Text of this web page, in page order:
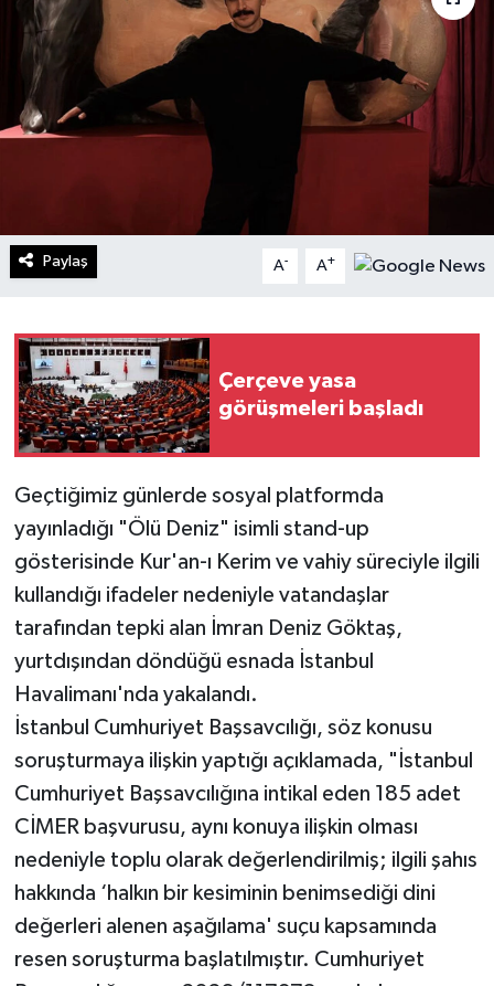
Paylaş A- A+
Çerçeve yasa
görüşmeleri başladı
Geçtiğimiz günlerde sosyal platformda
yayınladığı "Ölü Deniz" isimli stand-up
gösterisinde Kur'an-ı Kerim ve vahiy süreciyle ilgili
kullandığı ifadeler nedeniyle vatandaşlar
tarafından tepki alan İmran Deniz Göktaş,
yurtdışından döndüğü esnada İstanbul
Havalimanı'nda yakalandı.
İstanbul Cumhuriyet Başsavcılığı, söz konusu
soruşturmaya ilişkin yaptığı açıklamada, "İstanbul
Cumhuriyet Başsavcılığına intikal eden 185 adet
CİMER başvurusu, aynı konuya ilişkin olması
nedeniyle toplu olarak değerlendirilmiş; ilgili şahıs
hakkında ‘halkın bir kesiminin benimsediği dini
değerleri alenen aşağılama' suçu kapsamında
resen soruşturma başlatılmıştır. Cumhuriyet